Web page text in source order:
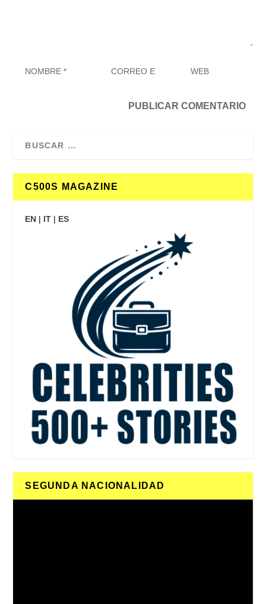
C500S MAGAZINE
EN | IT | ES
SEGUNDA NACIONALIDAD